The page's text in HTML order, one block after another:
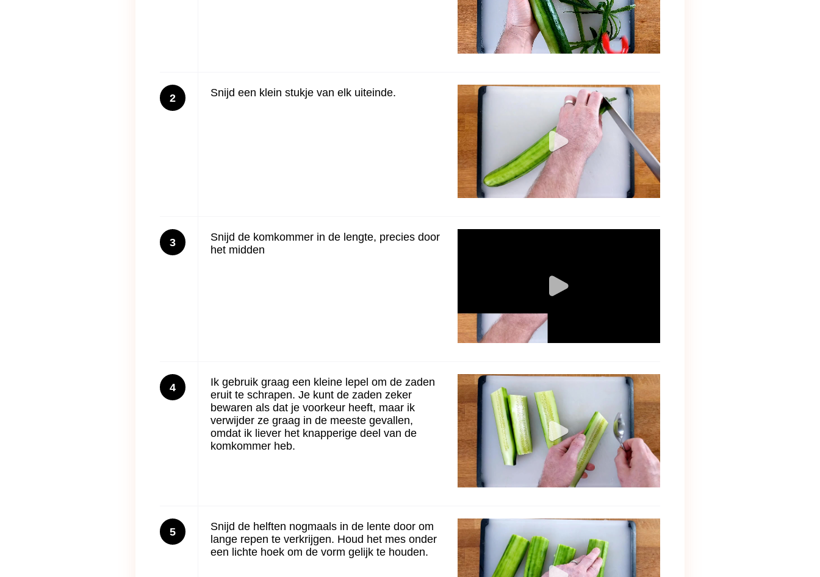
2 Snijd een klein stukje van elk uiteinde.
3
Snijd de komkommer in de lengte, precies door
het midden
4
Ik gebruik graag een kleine lepel om de zaden
eruit te schrapen. Je kunt de zaden zeker
bewaren als dat je voorkeur heeft, maar ik
verwijder ze graag in de meeste gevallen,
omdat ik liever het knapperige deel van de
komkommer heb.
5
Snijd de helften nogmaals in de lente door om
lange repen te verkrijgen. Houd het mes onder
een lichte hoek om de vorm gelijk te houden.